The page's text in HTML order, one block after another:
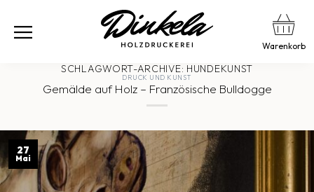
Warenkorb
SCHLAGWORT-ARCHIVE: HUNDEKUNST
DRUCK UND KUNST
Gemälde auf Holz – Französische Bulldogge
27
Mai